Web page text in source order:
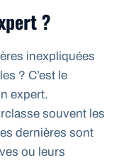
?
inexpliquées
? C’est le
expert.
souvent les
dernières sont
ou leurs